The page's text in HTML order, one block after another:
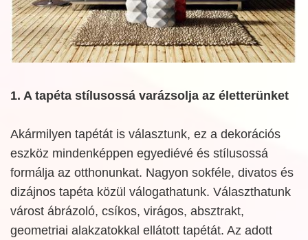
1. A tapéta stílusossá varázsolja az életterünket
Akármilyen tapétát is választunk, ez a dekorációs
eszköz mindenképpen egyediévé és stílusossá
formálja az otthonunkat. Nagyon sokféle, divatos és
dizájnos tapéta közül válogathatunk. Választhatunk
várost ábrázoló, csíkos, virágos, absztrakt,
geometriai alakzatokkal ellátott tapétát. Az adott